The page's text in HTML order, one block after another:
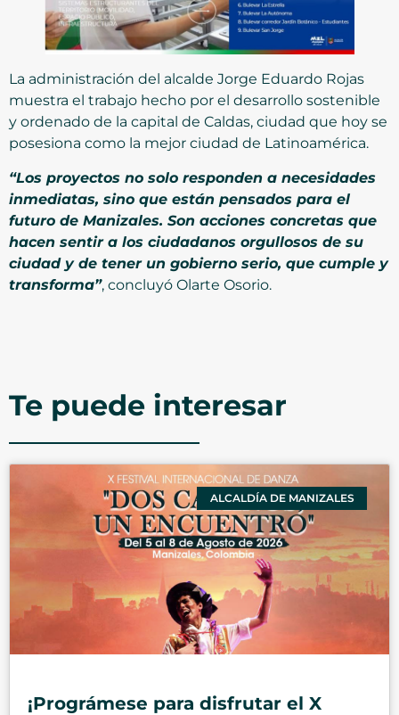
La administración del alcalde Jorge Eduardo Rojas
muestra el trabajo hecho por el desarrollo sostenible
y ordenado de la capital de Caldas, ciudad que hoy se
posesiona como la mejor ciudad de Latinoamérica.
“Los proyectos no solo responden a necesidades
inmediatas, sino que están pensados para el
futuro de Manizales. Son acciones concretas que
hacen sentir a los ciudadanos orgullosos de su
ciudad y de tener un gobierno serio, que cumple y
transforma”, concluyó Olarte Osorio.
Te puede interesar
ALCALDÍA DE MANIZALES
¡Prográmese para disfrutar el X